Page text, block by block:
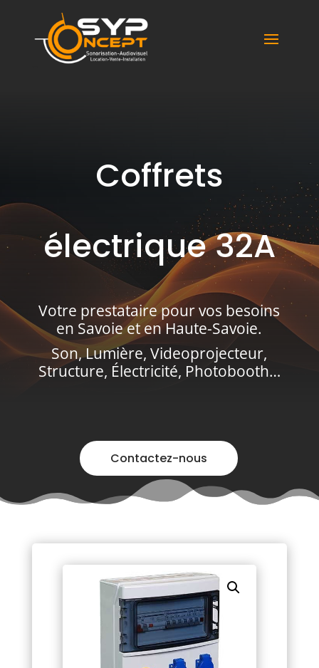
Coffrets
électrique 32A
Votre prestataire pour vos besoins
en Savoie et en Haute-Savoie.
Son, Lumière, Videoprojecteur,
Structure, Électricité, Photobooth…
Contactez-nous